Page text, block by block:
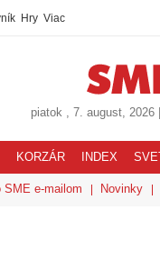
Hry Viac
piatok , 7. august, 2026
KORZÁR INDEX SVET
SME e-mailom Novinky